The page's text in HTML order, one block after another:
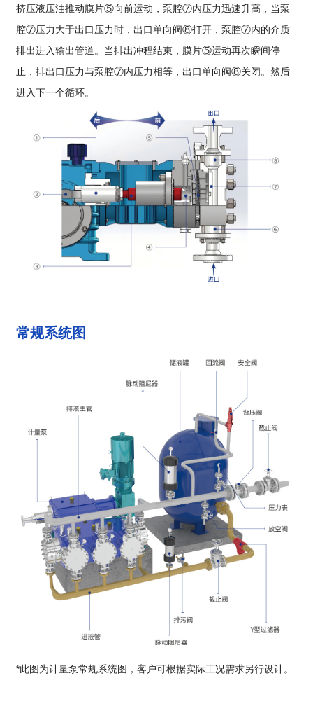
挤压液压油推动膜片⑤向前运动，泵腔⑦内压力迅速升高，当泵
腔⑦压力大于出口压力时，出口单向阀⑧打开，泵腔⑦内的介质
排出进入输出管道。当排出冲程结束，膜片⑤运动再次瞬间停
止，排出口压力与泵腔⑦内压力相等，出口单向阀⑧关闭。然后
进入下一个循环。
常规系统图
*此图为计量泵常规系统图，客户可根据实际工况需求另行设计。